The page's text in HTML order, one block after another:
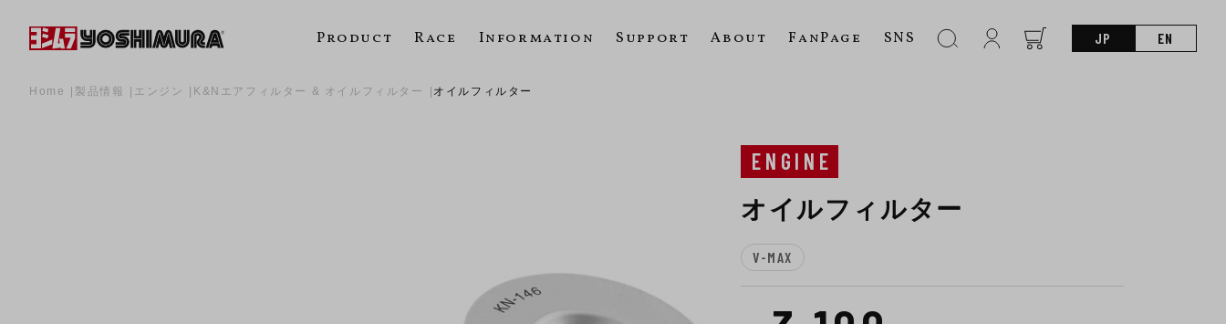
Product Race Information Support About FanPage SNS JP EN
Home 製品情報 エンジン K&Nエアフィルター & オイルフィルター オイルフィルター
ENGINE
オイルフィルター
V-MAX